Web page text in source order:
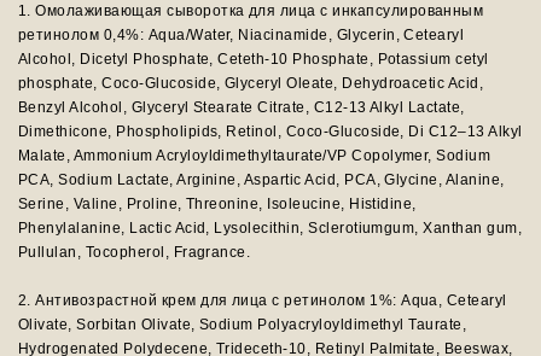
1. Омолаживающая сыворотка для лица с инкапсулированным
ретинолом 0,4%: Aqua/Water, Niacinamide, Glycerin, Cetearyl
Alcohol, Dicetyl Phosphate, Ceteth-10 Phosphate, Potassium cetyl
phosphate, Coco-Glucoside, Glyceryl Oleate, Dehydroacetic Acid,
Benzyl Alcohol, Glyceryl Stearate Citrate, C12-13 Alkyl Lactate,
Dimethicone, Phospholipids, Retinol, Coco-Glucoside, Di C12–13 Alkyl
Malate, Ammonium Acryloyldimethyltaurate/VP Copolymer, Sodium
PCA, Sodium Lactate, Arginine, Aspartic Acid, PCA, Glycine, Alanine,
Serine, Valine, Proline, Threonine, Isoleucine, Histidine,
Phenylalanine, Lactic Acid, Lysolecithin, Sclerotiumgum, Xanthan gum,
Pullulan, Tocopherol, Fragrance.
2. Антивозрастной крем для лица с ретинолом 1%: Aqua, Cetearyl
Olivate, Sorbitan Olivate, Sodium Polyacryloyldimethyl Taurate,
Hydrogenated Polydecene, Trideceth-10, Retinyl Palmitate, Beeswax,